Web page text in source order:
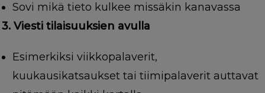
Sovi mikä tieto kulkee missäkin kanavassa
3. Viesti tilaisuuksien avulla
Esimerkiksi viikkopalaverit,
kuukausikatsaukset tai tiimipalaverit auttavat